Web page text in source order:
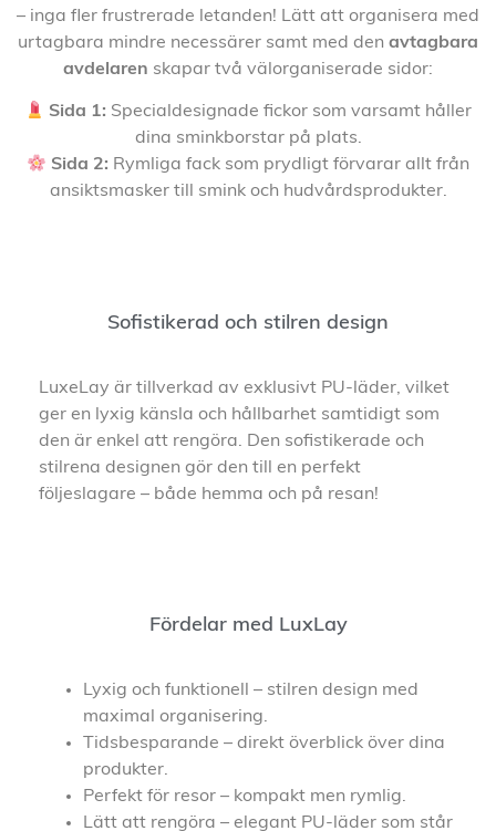
– inga fler frustrerade letanden! Lätt att organisera med
urtagbara mindre necessärer samt med den avtagbara
avdelaren skapar två välorganiserade sidor:
Sida 1: Specialdesignade fickor som varsamt håller
dina sminkborstar på plats.
Sida 2: Rymliga fack som prydligt förvarar allt från
ansiktsmasker till smink och hudvårdsprodukter.
Sofistikerad och stilren design
LuxeLay är tillverkad av exklusivt PU-läder, vilket
ger en lyxig känsla och hållbarhet samtidigt som
den är enkel att rengöra. Den sofistikerade och
stilrena designen gör den till en perfekt
följeslagare – både hemma och på resan!
Fördelar med LuxLay
Lyxig och funktionell – stilren design med
maximal organisering.
Tidsbesparande – direkt överblick över dina
produkter.
Perfekt för resor – kompakt men rymlig.
Lätt att rengöra – elegant PU-läder som står